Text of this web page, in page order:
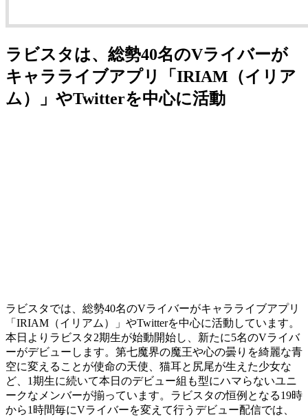
ラビスタは、総勢40名のVライバーが
キャラライブアプリ「IRIAM（イリア
ム）」やTwitterを中心に活動
ラビスタでは、総勢40名のVライバーがキャラライブアプリ
「IRIAM（イリアム）」やTwitterを中心に活動しています。
本日よりラビスタ2期生が始動開始し、新たに5名のVライバ
ーがデビューします。第七魔界の魔王や心の曇りを綺麗な青
空に変えることが使命の天使、猫耳と尻尾が生えた少女な
ど、1期生に続いて本日のデビュー組も型にハマらないユニ
ークなメンバーが揃っています。ラビスタの恒例となる19時
から1時間毎にVライバーを変えて行うデビュー配信では、